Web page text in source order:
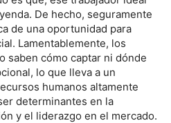
De hecho, seguramente
de una oportunidad para
Lamentablemente, los
saben cómo captar ni dónde
lo que lleva a un
humanos altamente
determinantes en la
y el liderazgo en el mercado.